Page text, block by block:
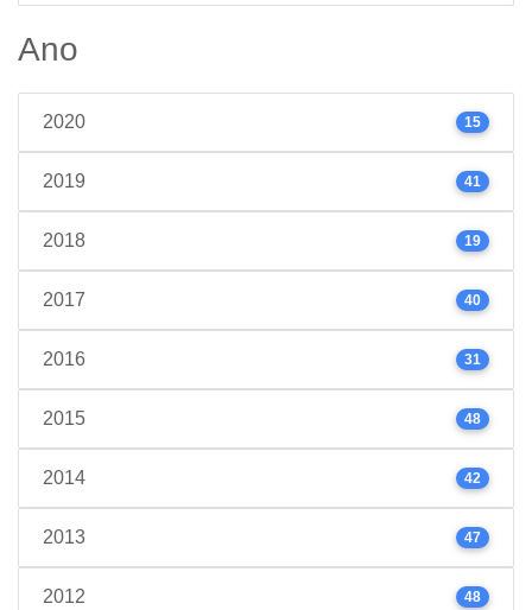
Ano
2020 15
2019 41
2018 19
2017 40
2016 31
2015 48
2014 42
2013 47
2012 48